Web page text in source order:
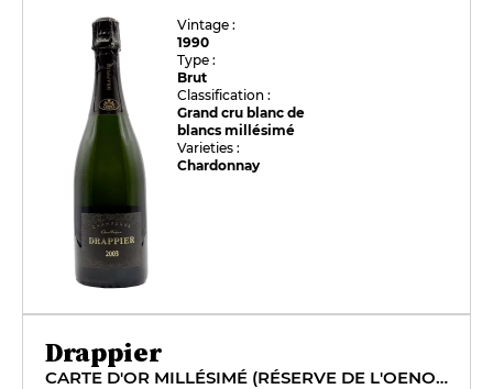
Vintage :
1990
Type :
Brut
Classification :
Grand cru blanc de
blancs millésimé
Varieties :
Chardonnay
Drappier
CARTE D'OR MILLÉSIMÉ (RÉSERVE DE L'OENOTHÈQUE)